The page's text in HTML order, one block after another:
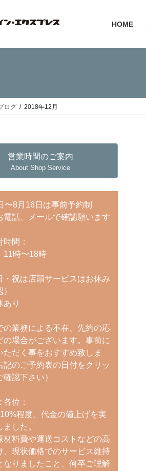
HOME
ログ 2018年12月
営業時間のご案内
About Shop Service
〜8月16日は事前予約制
電話、メールで確認願います
間：
時〜18時
祝は店頭サービスはお休み
り
業務による不在、先約の応
の場合がございます。事前に
ただく事をおすすめ致しま
記のご予約表の日付をクリッ
確認下さい）
位：
程度、代金の値上げを実
した。
材料費や運送コストなどの高
、現状価格でのサービス維持
なりましたこと、何卒ご理解